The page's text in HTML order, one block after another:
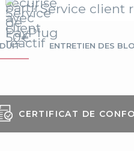
Service client
ENTRETIEN DES
CERTIFICAT DE